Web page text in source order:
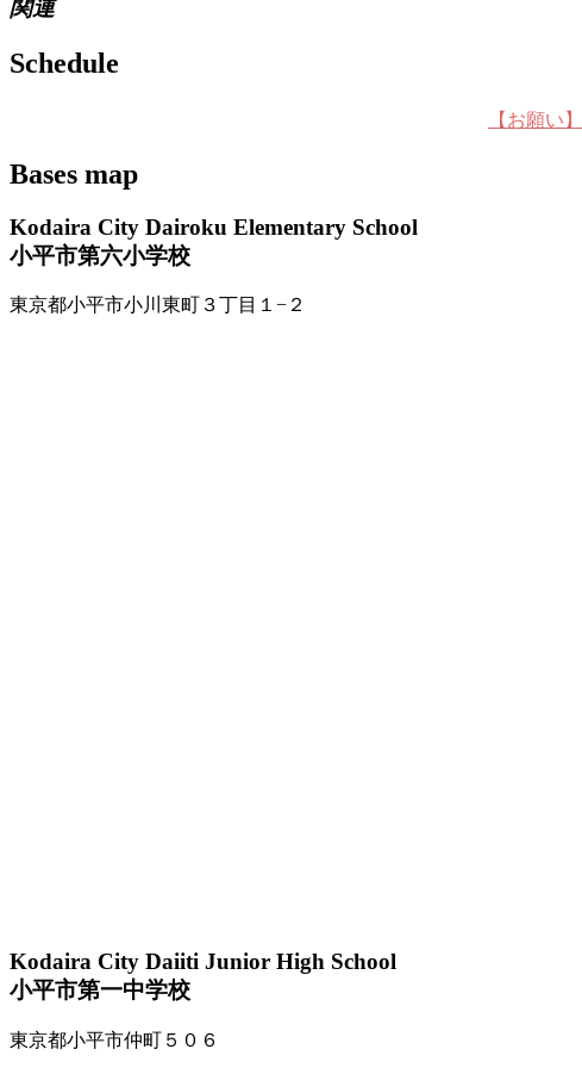
関連
Schedule
【お願い】
Bases map
Kodaira City Dairoku Elementary School
小平市第六小学校
東京都小平市小川東町３丁目１−２
Kodaira City Daiiti Junior High School
小平市第一中学校
東京都小平市仲町５０６